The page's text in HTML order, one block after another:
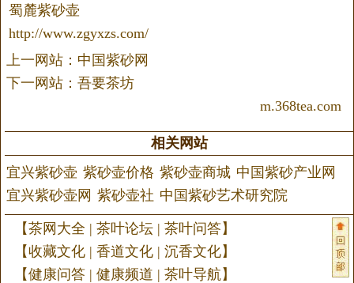
蜀麓紫砂壶
http://www.zgyxzs.com/
上一网站：中国紫砂网
下一网站：吾要茶坊
m.368tea.com
相关网站
宜兴紫砂壶 紫砂壶价格 紫砂壶商城 中国紫砂产业网
宜兴紫砂壶网 紫砂壶社 中国紫砂艺术研究院
【茶网大全 | 茶叶论坛 | 茶叶问答】
【收藏文化 | 香道文化 | 沉香文化】
【健康问答 | 健康频道 | 茶叶导航 】